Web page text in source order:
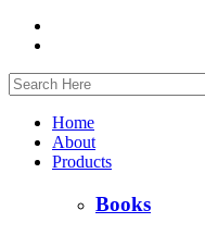
Home
About
Products
Books